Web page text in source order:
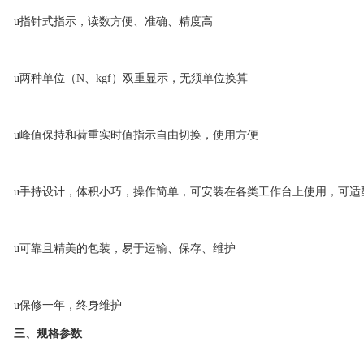
u指针式指示，读数方便、准确、精度高
u两种单位（N、kgf）双重显示，无须单位换算
u峰值保持和荷重实时值指示自由切换，使用方便
u手持设计，体积小巧，操作简单，可安装在各类工作台上使用，可
u可靠且精美的包装，易于运输、保存、维护
u保修一年，终身维护
三、规格参数